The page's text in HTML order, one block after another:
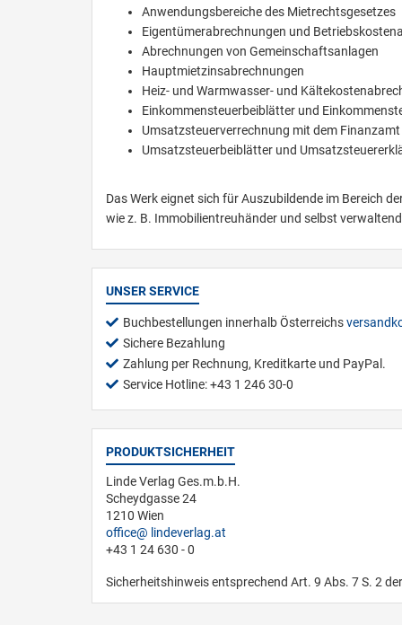
Anwendungsbereiche des Mietrechtsgesetzes
Eigentümerabrechnungen und
Abrechnungen von Gemeinschaftsanlagen
Hauptmietzinsabrechnungen
Heiz- und Warmwasser- und
Einkommensteuerbeiblätter und
Umsatzsteuerverrechnung mit dem Finanzamt
Umsatzsteuerbeiblätter und
Das Werk eignet sich für Auszubildende im Bereich
wie z. B. Immobilientreuhänder und selbst
UNSER SERVICE
Buchbestellungen innerhalb Österreichs
Sichere Bezahlung
Zahlung per Rechnung, Kreditkarte und PayPal.
Service Hotline: +43 1 246 30-0
PRODUKTSICHERHEIT
Linde Verlag Ges.m.b.H.
Scheydgasse 24
1210 Wien
office
lindeverlag.at
+43 1 24 630 - 0
Sicherheitshinweis entsprechend Art. 9 Abs. 7 S. 2